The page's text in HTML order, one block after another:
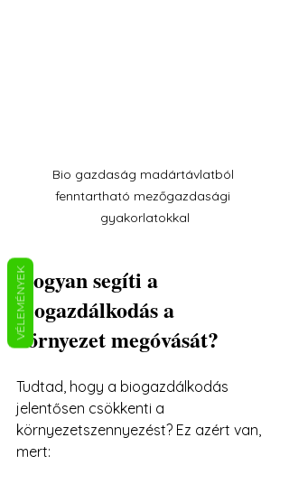
Bio gazdaság madártávlatból
fenntartható mezőgazdasági
gyakorlatokkal
Hogyan segíti a
biogazdálkodás a
környezet megóvását?
Tudtad, hogy a biogazdálkodás
jelentősen csökkenti a
környezetszennyezést? Ez azért van,
mert:
VÉLEMÉNYEK